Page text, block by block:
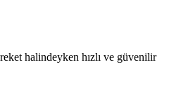
halindeyken hızlı ve güvenilir